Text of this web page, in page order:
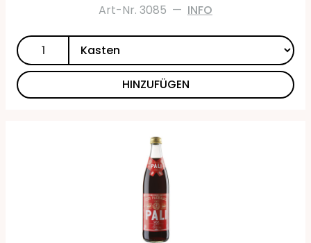
Art-Nr. 3085 — INFO
HINZUFÜGEN